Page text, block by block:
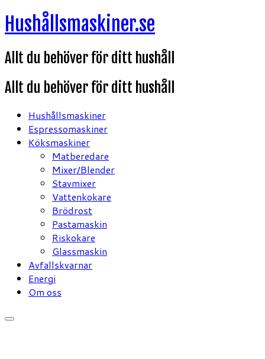
Hoppa
till
Hushållsmaskiner.se
Allt du behöver för ditt hushåll
Allt du behöver för ditt hushåll
Hushållsmaskiner
Espressomaskiner
Köksmaskiner
Matberedare
Mixer/Blender
Stavmixer
Vattenkokare
Brödrost
Pastamaskin
Riskokare
Glassmaskin
Avfallskvarnar
Energi
Om oss